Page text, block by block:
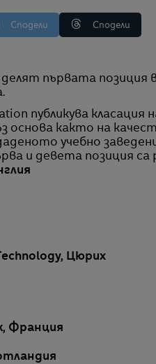
Сподели Сподели
публикува
основа както на
учебно
и девета позиция са
Цюрих
Франция